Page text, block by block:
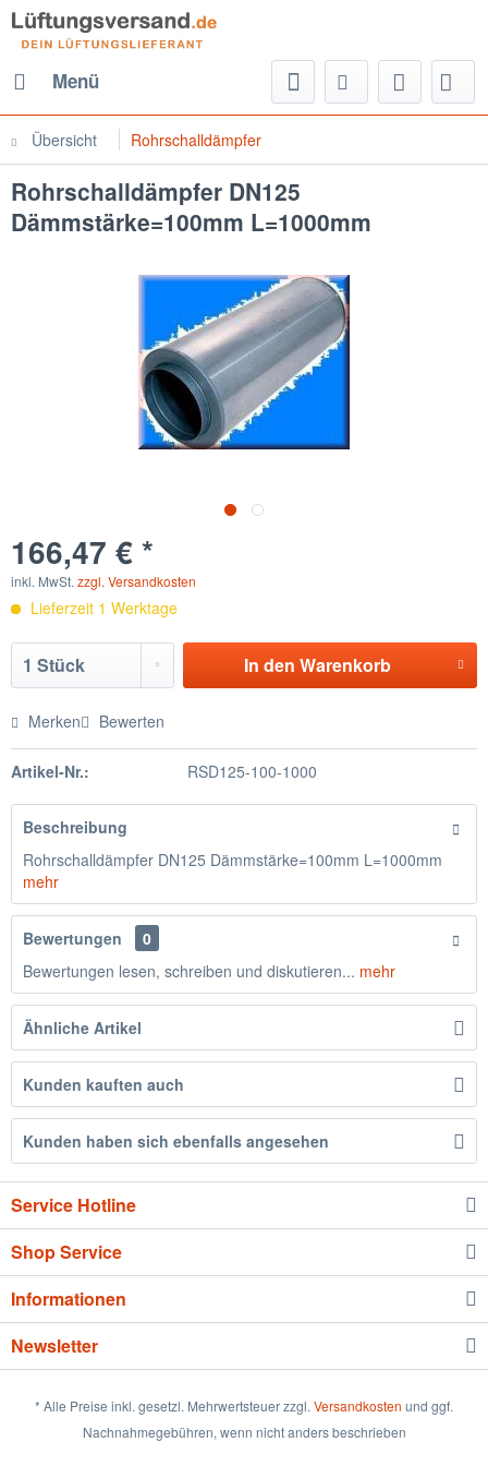
Menü
Übersicht Rohrschalldämpfer
Rohrschalldämpfer DN125
Dämmstärke=100mm L=1000mm
166,47 € *
inkl. MwSt. zzgl. Versandkosten
Lieferzeit 1 Werktage
In den Warenkorb
Merken Bewerten
Artikel-Nr.: RSD125-100-1000
Beschreibung
Rohrschalldämpfer DN125 Dämmstärke=100mm L=1000mm
mehr
Bewertungen
0
Bewertungen lesen, schreiben und diskutieren... mehr
Ähnliche Artikel
Kunden kauften auch
Kunden haben sich ebenfalls angesehen
Service Hotline
Shop Service
Informationen
Newsletter
* Alle Preise inkl. gesetzl. Mehrwertsteuer zzgl. Versandkosten und ggf.
Nachnahmegebühren, wenn nicht anders beschrieben